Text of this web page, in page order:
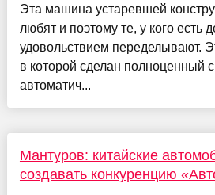
Эта машина устаревшей
любят и поэтому те, у кого есть
удовольствием переделывают.
в которой сделан полноценный
автоматич...
Мантуров: китайские
создавать конкуренцию